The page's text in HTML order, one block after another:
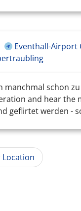
Eventhall-Airport
schon
and hear the
geflirtet werden -
Location